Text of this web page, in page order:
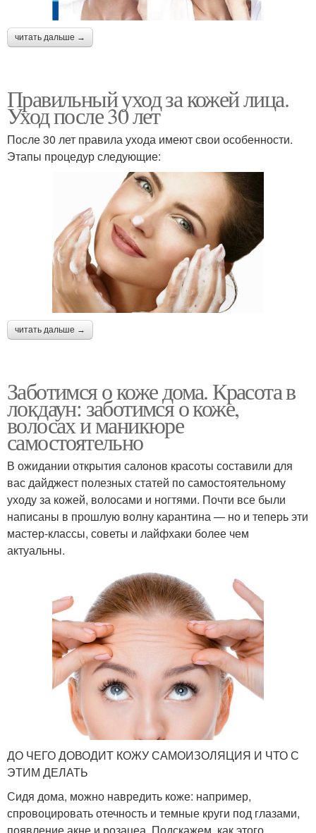
читать дальше →
Правильный уход за кожей лица.
Уход после 30 лет
После 30 лет правила ухода имеют свои особенности.
Этапы процедур следующие:
читать дальше →
Заботимся о коже дома. Красота в
локдаун: заботимся о коже,
волосах и маникюре
самостоятельно
В ожидании открытия салонов красоты составили для
вас дайджест полезных статей по самостоятельному
уходу за кожей, волосами и ногтями. Почти все были
написаны в прошлую волну карантина — но и теперь эти
мастер-классы, советы и лайфхаки более чем
актуальны.
ДО ЧЕГО ДОВОДИТ КОЖУ САМОИЗОЛЯЦИЯ И ЧТО С
ЭТИМ ДЕЛАТЬ
Сидя дома, можно навредить коже: например,
спровоцировать отечность и темные круги под глазами,
появление акне и розацеа. Подскажем, как этого